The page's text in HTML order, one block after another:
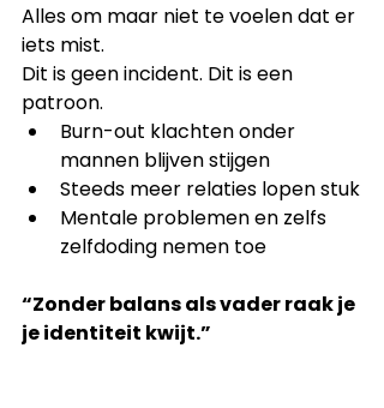
Alles om maar niet te voelen dat er
iets mist.
Dit is geen incident. Dit is een
patroon.
Burn-out klachten onder
mannen blijven stijgen
Steeds meer relaties lopen stuk
Mentale problemen en zelfs
zelfdoding nemen toe
“Zonder balans als vader raak je
je identiteit kwijt.”